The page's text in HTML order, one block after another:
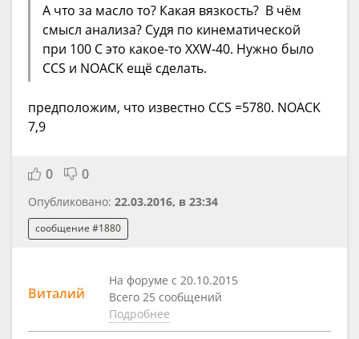
А что за масло то? Какая вязкость? В чём
смысл анализа? Судя по кинематической
при 100 С это какое-то XXW-40. Нужно было
CCS и NOACK ещё сделать.
предположим, что известно CCS =5780. NOACK
7,9
0 0
Опубликовано: 22.03.2016, в 23:34
сообщение #1880
Виталий
На форуме с 20.10.2015
Всего 25 сообщений
Подробнее